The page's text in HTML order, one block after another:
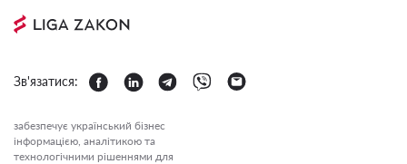
Зв'язатися:
забезпечує український бізнес
інформацією, аналітикою та
технологічними рішеннями для